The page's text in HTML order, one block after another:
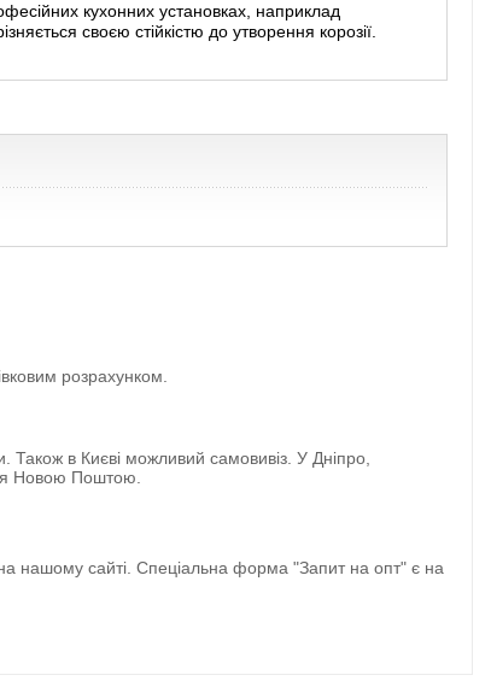
кухонних установках, наприклад
своєю стійкістю до утворення корозії.
розрахунком.
в Києві можливий самовивіз. У Дніпро,
Новою Поштою.
нашому сайті. Спеціальна форма "Запит на опт" є на